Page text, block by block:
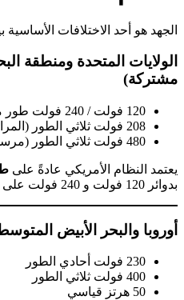
الجهد هو أحد الاختلافات
الولايات المتحدة ومنطقة
مشتركة)
120 فولت / 240 فولت طور مقسوم
208 فولت ثلاثي الطور (المراسي التجارية)
480 فولت ثلاثي الطور (مرسى اليخوت الفاخرة)
يعتمد النظام الأمريكي عادةً على
بدوائر 120 فولت و 240 فولت على متن الطائرة.
أوروبا والبحر الأبيض
230 فولت أحادي الطور
400 فولت ثلاثي الطور
50 هرتز قياسي